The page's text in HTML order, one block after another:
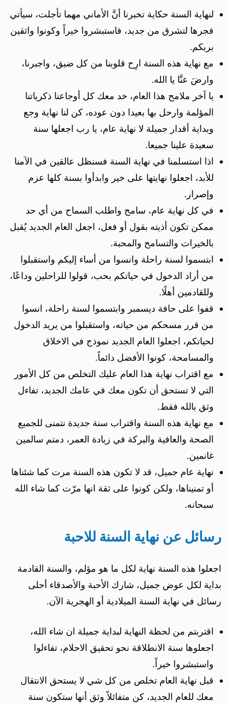
لنهاية السنة حكاية تخبرنا أنَّ الأماني مهما تأجلت، سيأتي
فجرها لتشرق من جديد، فاستبشروا خيراً وكونوا واثقين
بربكم.
مع نهاية هذه السنة ارِح قلوبنا من كل ضيق، واجبرنا،
وارضَ عنَّا يا الله.
يا آخر ملامح هذا العام، خد معك كل أوجاعنا ذكرياتنا
المؤلمة وارحل بها بعيدا دون عوده، كن لنا نهاية وجع
وبداية أقدار جميلة لا نهاية عام، يا رب اجعلها سنة
سعيدة علينا جميعا.
اذا استسلمنا في نهاية السنة فسنظل عالقين في الآمنا
للأبد، اجعلوا نهايتها على خير وابدأوا بسنة كلها عزم
وإصرار.
في كل نهاية عام، سامح واطلب السماح من أي حد
ممكن تكون أذيته بقول أو فعل، اجعل العام الجديد يُقبل
بالخيرات والتسامح والمحبة.
ابتسموا لسنة راحلة وانسوا من أساء إليكم واستقبلوا
من أراد الدخول في حياتكم بحب، قولوا للراحلين وداعًا،
وللقادمين أهلًا.
قفوا على حافة ديسمبر وابتسموا لسنة راحلة، انسوا
من قرر مسحكم من حياته، واستقبلوا من يريد الدخول
لحياتكم، اجعلوا العام الجديد نموذج في الاخلاق
والمسامحة، كونوا الأفضل دائماً.
مع اقتراب نهاية هذا العام عليك التخلص من كل الأمور
التي لا تستحق أن تكون معك في عامك الجديد، تفاءل
وثق بالله فقط.
مع نهاية هذه السنة واقتراب سنة جديدة نتمنى للجميع
الصحة والعافية والبركة في زيادة العمر، دمتم سالمين
غانمين.
نهاية عام جميل، قد لا تكون هذه السنة مرت كما شئناها
أو تمنيناها، ولكن كونوا على ثقة انها مرّت كما شاء الله
سبحانه.
رسائل عن نهاية السنة للاحبة
اجعلوا هذه السنة نهاية لكل ما هو مؤلم، والسنة القادمة
بداية لكل عوض جميل، شارك الأحبة والأصدقاء أحلى
رسائل في نهاية السنة الميلادية أو الهجرية الآن.
اقتربتم من لحظة النهاية لبداية جميلة ان شاء الله،
اجعلوها سنة الانطلاقة نحو تحقيق الاحلام، تفاءلوا
واستبشروا خيراً.
قبل نهاية العام تخلص من كل شي لا يستحق الانتقال
معك للعام الجديد، كن متفائلاً وثق أنها ستكون سنة